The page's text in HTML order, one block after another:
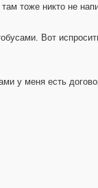
тоже никто не
Вот
у меня есть